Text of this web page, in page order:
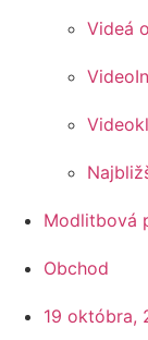
Videá
Modlitbová
Obchod
19 októbra,